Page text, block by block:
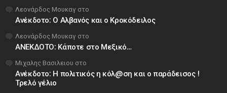
Λεονάρδος Μουκαγ στο
Ανέκδοτο: Ο Αλβανός και ο Κροκόδειλος
Λεονάρδος Μουκαγ στο
ΑΝΕΚΔΟΤΟ: Κάποτε στο Μεξικό…
Μιχαλης Βασιλειου στο
Ανέκδοτο: Η πολιτικός η κόλ@ση και ο παράδεισος !
Τρελό γέλιο